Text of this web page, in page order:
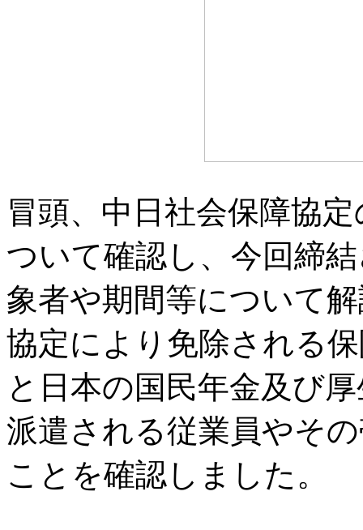
冒頭、中日社会保障協
ついて確認し、今回締
象者や期間等について
協定により免除される
と日本の国民年金及び
派遣される従業員やそ
ことを確認しました。